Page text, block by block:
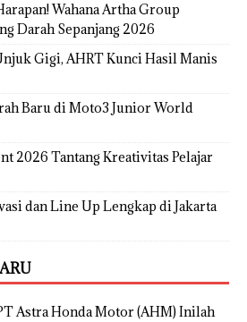
Wahana Artha Group
Darah Sepanjang 2026
Gigi, AHRT Kunci Hasil Manis
Baru di Moto3 Junior World
2026 Tantang Kreativitas Pelajar
dan Line Up Lengkap di Jakarta
Astra Honda Motor (AHM) Inilah